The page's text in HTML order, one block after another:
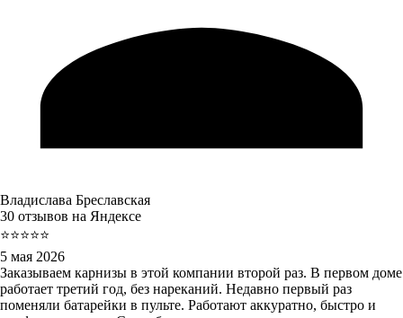
Владислава Бреславская
30 отзывов на Яндексе
⭐⭐⭐⭐⭐
5 мая 2026
Заказываем карнизы в этой компании второй раз. В первом доме
работает третий год, без нареканий. Недавно первый раз
поменяли батарейки в пульте. Работают аккуратно, быстро и